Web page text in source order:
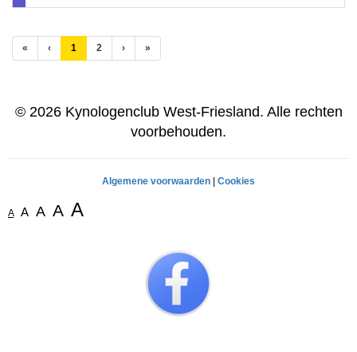
« ‹ 1 (huidige)
2 › »
© 2026 Kynologenclub West-Friesland. Alle rechten
voorbehouden.
Algemene voorwaarden Cookies
A A A A A